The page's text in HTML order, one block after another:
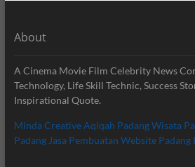
About
A Cinema Movie Film Celebrity News
Technology, Life Skill Technic, Success
Inspirational Quote.
Minda CreativeAqiqah PadangWisata
Padang Jasa Pembuatan Website Padang